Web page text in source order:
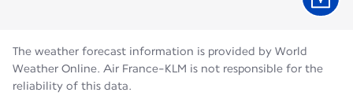
The weather forecast information is provided by World
Weather Online. Air France-KLM is not responsible for the
reliability of this data.